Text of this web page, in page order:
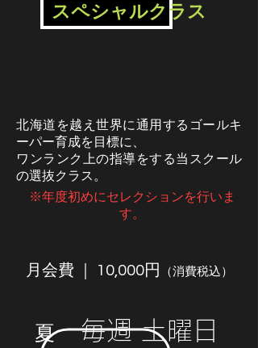
スペシャルクラス
北海道を越え世界に通用するゴールキ
ーパー育成を目標に、
ワンランク上の指導をする当スクール
の選抜クラス。
※年度初めにセレクションを行いま
す。
月会費 ｜ 10,000円 （消費税込）
夏 ​毎週 土曜日